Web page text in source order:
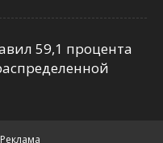
59,1 процента
Реклама